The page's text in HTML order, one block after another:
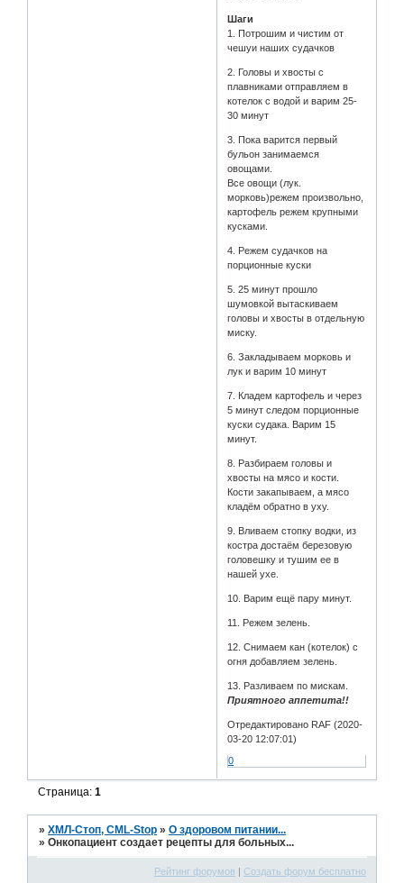
Шаги
1. Потрошим и чистим от
чешуи наших судачков
2. Головы и хвосты с
плавниками отправляем в
котелок с водой и варим 25-
30 минут
3. Пока варится первый
бульон занимаемся
овощами.
Все овощи (лук.
морковь)режем произвольно,
картофель режем крупными
кусками.
4. Режем судачков на
порционные куски
5. 25 минут прошло
шумовкой вытаскиваем
головы и хвосты в отдельную
миску.
6. Закладываем морковь и
лук и варим 10 минут
7. Кладем картофель и через
5 минут следом порционные
куски судака. Варим 15
минут.
8. Разбираем головы и
хвосты на мясо и кости.
Кости закапываем, а мясо
кладём обратно в уху.
9. Вливаем стопку водки, из
костра достаём березовую
головешку и тушим ее в
нашей ухе.
10. Варим ещё пару минут.
11. Режем зелень.
12. Снимаем кан (котелок) с
огня добавляем зелень.
13. Разливаем по мискам.
Приятного аппетита!!
Отредактировано RAF (2020-
03-20 12:07:01)
0
Страница:1
»ХМЛ-Стоп, CML-Stop »О здоровом питании...
»Онкопациент создает рецепты для больных...
Рейтинг форумов | Создать форум бесплатно